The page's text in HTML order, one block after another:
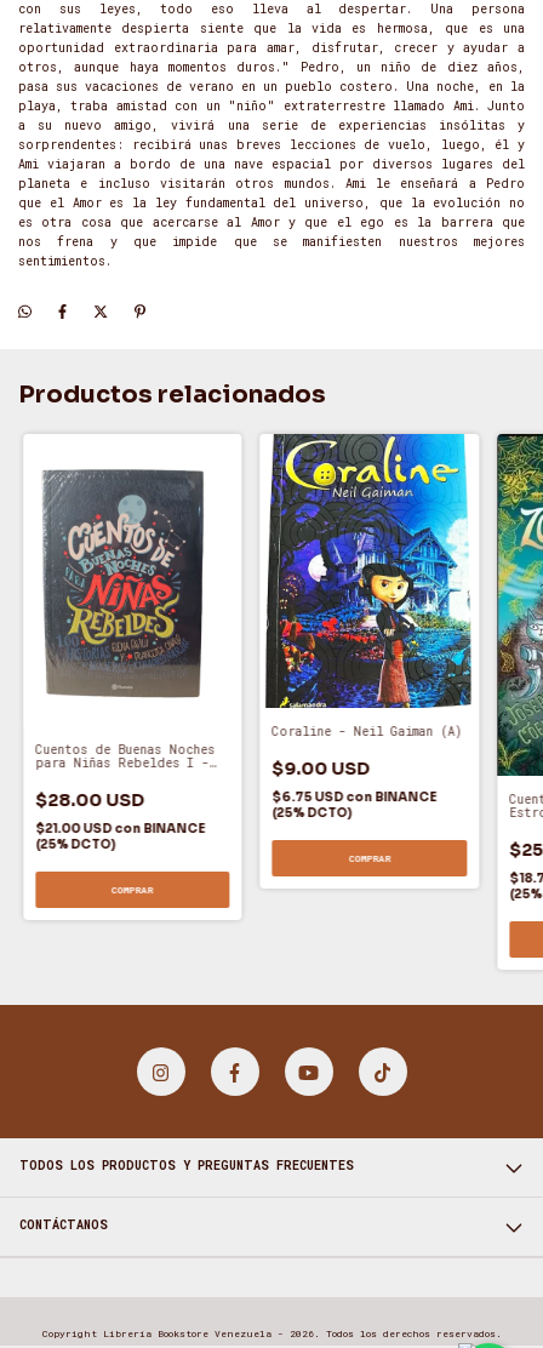
con sus leyes, todo eso lleva al despertar. Una persona
relativamente despierta siente que la vida es hermosa, que es una
oportunidad extraordinaria para amar, disfrutar, crecer y ayudar a
otros, aunque haya momentos duros." Pedro, un niño de diez años,
pasa sus vacaciones de verano en un pueblo costero. Una noche, en la
playa, traba amistad con un "niño" extraterrestre llamado Ami. Junto
a su nuevo amigo, vivirá una serie de experiencias insólitas y
sorprendentes: recibirá unas breves lecciones de vuelo, luego, él y
Ami viajaran a bordo de una nave espacial por diversos lugares del
planeta e incluso visitarán otros mundos. Ami le enseñará a Pedro
que el Amor es la ley fundamental del universo, que la evolución no
es otra cosa que acercarse al Amor y que el ego es la barrera que
nos frena y que impide que se manifiesten nuestros mejores
sentimientos.
Productos relacionados
Cuentos de Buenas Noches
para Niñas Rebeldes I -
Cavallo (O)
$28.00 USD
$21.00 USDcon BINANCE
(25% DCTO)
COMPRAR
Coraline - Neil Gaiman (A)
$9.00 USD
$6.75 USDcon BINANCE
(25% DCTO)
COMPRAR
TODOS LOS PRODUCTOS Y PREGUNTAS FRECUENTES
CONTÁCTANOS
Copyright Librería Bookstore Venezuela - 2026. Todos los derechos reservados.